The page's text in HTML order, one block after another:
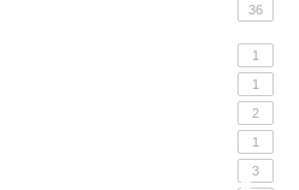
36
1
1
2
1
3
・スポンサー募集